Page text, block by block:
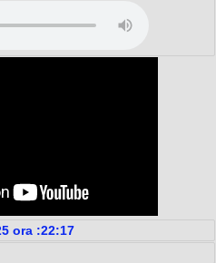
ora :22:17